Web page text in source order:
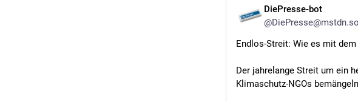
DiePresse-bot
@
Endlos-Streit: Wie es mit
Der jahrelange Streit um ein
Klimaschutz-NGOs